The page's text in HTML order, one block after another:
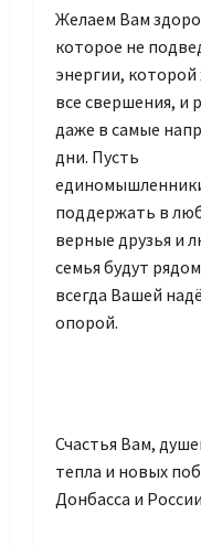
Желаем Вам
которое не
энергии, которой
все свершения, и
даже в самые
дни. Пусть
поддержать в
верные друзья и
семья будут
всегда Вашей
опорой.
Счастья Вам,
тепла и новых
Донбасса и